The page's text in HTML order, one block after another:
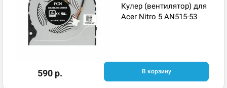
Кулер (вентилятор) для
Acer Nitro 5 AN515-53
590 р. В корзину